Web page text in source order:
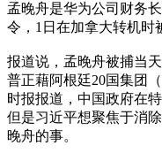
孟晚舟是华为公司财务
令，1日在加拿大转机时
报道说，孟晚舟被捕当
普正藉阿根廷20国集团
时报报道，中国政府在
但是习近平想聚焦于消
晚舟的事。